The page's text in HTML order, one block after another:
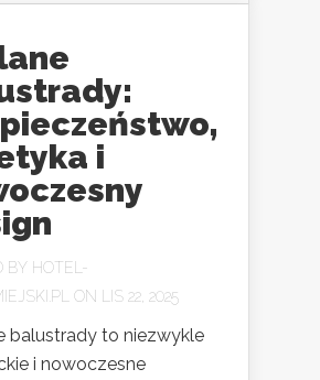
i
BY HOTEL-
ON LIS 22, 2025
balustrady to niezwykle
i nowoczesne